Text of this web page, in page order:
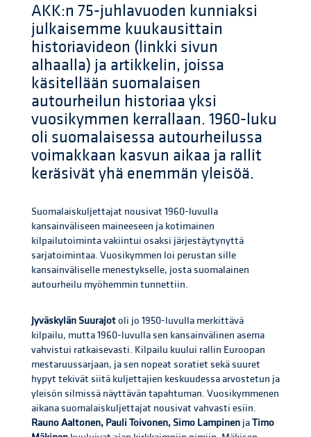
AKK:n 75-juhlavuoden kunniaksi
julkaisemme kuukausittain
historiavideon (linkki sivun
alhaalla) ja artikkelin, joissa
käsitellään suomalaisen
autourheilun historiaa yksi
vuosikymmen kerrallaan. 1960-luku
oli suomalaisessa autourheilussa
voimakkaan kasvun aikaa ja rallit
keräsivät yhä enemmän yleisöä.
Suomalaiskuljettajat nousivat 1960-luvulla
kansainväliseen maineeseen ja kotimainen
kilpailutoiminta vakiintui osaksi järjestäytynyttä
sarjatoimintaa. Vuosikymmen loi perustan sille
kansainväliselle menestykselle, josta suomalainen
autourheilu myöhemmin tunnettiin.
Jyväskylän Suurajotoli jo 1950-luvulla merkittävä
kilpailu, mutta 1960-luvulla sen kansainvälinen asema
vahvistui ratkaisevasti. Kilpailu kuului rallin Euroopan
mestaruussarjaan, ja sen nopeat soratiet sekä suuret
hypyt tekivät siitä kuljettajien keskuudessa arvostetun ja
yleisön silmissä näyttävän tapahtuman. Vuosikymmenen
aikana suomalaiskuljettajat nousivat vahvasti esiin.
Rauno Aaltonen, Pauli Toivonen, Simo Lampinen jaTimo